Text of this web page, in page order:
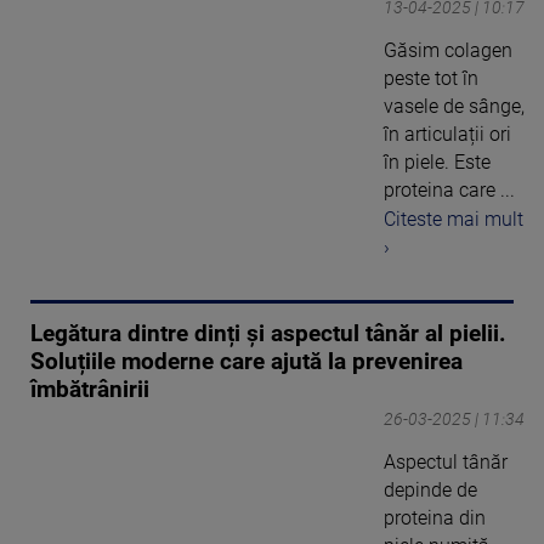
13-04-2025 | 10:17
Găsim colagen
peste tot în
vasele de sânge,
în articulații ori
în piele. Este
proteina care ...
Citeste mai mult
›
Legătura dintre dinți și aspectul tânăr al pielii.
Soluțiile moderne care ajută la prevenirea
îmbătrânirii
26-03-2025 | 11:34
Aspectul tânăr
depinde de
proteina din